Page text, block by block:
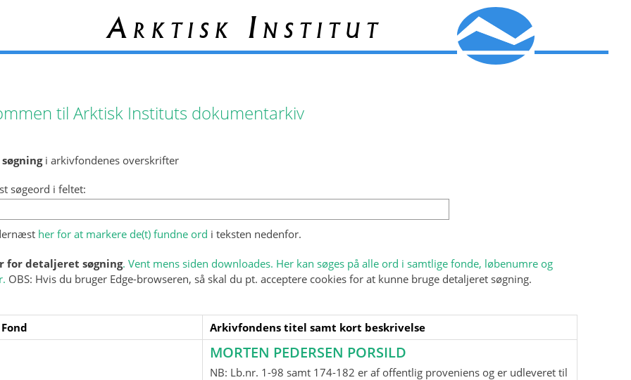
Arktisk Institut
til Arktisk Instituts dokumentarkiv
i arkivfondenes overskrifter
søgeord i feltet:
her for at markere de(t) fundne ord i teksten nedenfor.
for detaljeret søgning. Vent mens siden downloades. Her kan søges på alle ord i samtlige fonde, løbenumre og
OBS: Hvis du bruger Edge-browseren, så skal du pt. acceptere cookies for at kunne bruge detaljeret søgning.
Arkivfondens titel samt kort beskrivelse
MORTEN PEDERSEN PORSILD
NB: Lb.nr. 1-98 samt 174-182 er af offentlig proveniens og er udleveret til